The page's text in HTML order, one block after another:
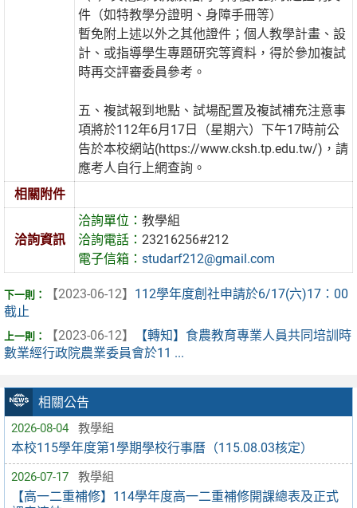
相關公告
2026-08-04 教學組
本校115學年度第1學期學校行事曆（115.08.03核定）
2026-07-17 教學組
【高一二重補修】114學年度高一二重補修開課總表及正式
件（如特教學分證明、身障手冊等）
暫免附上述以外之其他證件；個人教學計畫、設
計、或指導學生專題研究等資料，得於參加複試
時再交評審委員參考。
五、複試報到地點、試場配置及複試補充注意事
項將於112年6月17日（星期六）下午17時前公
告於本校網站(https://www.cksh.tp.edu.tw/)，請
應考人自行上網查詢。
相關附件
洽詢資訊
洽詢單位：教學組
洽詢電話：23216256#212
電子信箱：studarf212@gmail.com
【2023-06-12】 112學年度創社申請於6/17(六)17：00
截止
【2023-06-12】
【轉知】食農教育專業人員共同培訓時
數業經行政院農業委員會於11 ...